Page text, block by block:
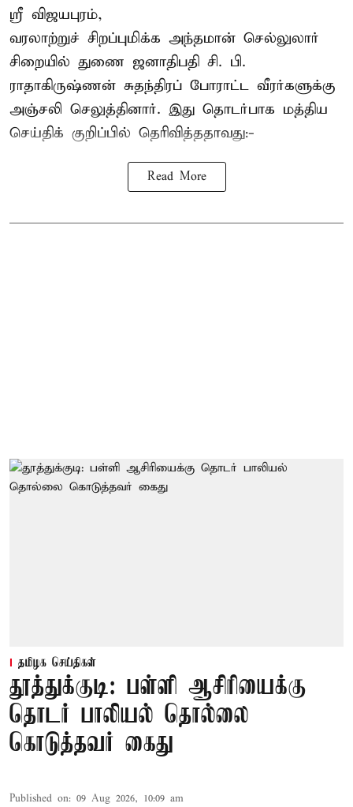
ஸ்ரீ விஜயபுரம்,
வரலாற்றுச் சிறப்புமிக்க அந்தமான் செல்லுலார்
சிறையில் துணை ஜனாதிபதி சி. பி.
ராதாகிருஷ்ணன் சுதந்திரப் போராட்ட வீரர்களுக்கு
அஞ்சலி செலுத்தினார். இது தொடர்பாக மத்திய
செய்திக் குறிப்பில் தெரிவித்ததாவது:-
Read More
தமிழக செய்திகள்
தூத்துக்குடி: பள்ளி ஆசிரியைக்கு
தொடர் பாலியல் தொல்லை
கொடுத்தவர் கைது
Published on: 09 Aug 2026, 10:09 am